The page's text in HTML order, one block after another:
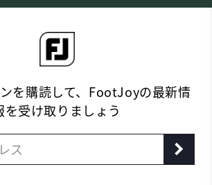
を購読して、FootJoyの最新情
を受け取りましょう